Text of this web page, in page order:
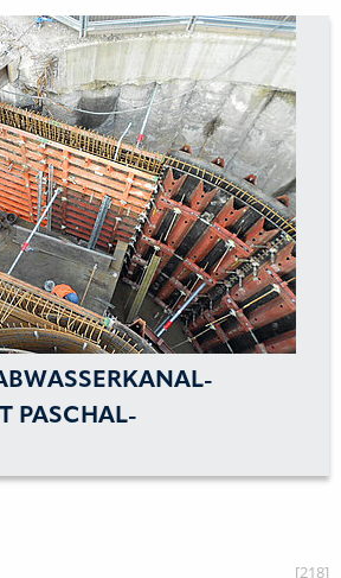
PASCHAL-
RUNDSCHALUNG
[218]